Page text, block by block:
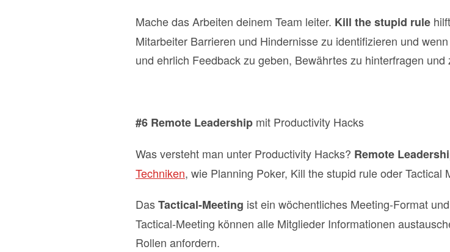
Mache das Arbeiten deinem Team leiter. Kill the stupid rule
Mitarbeiter Barrieren und Hindernisse zu identifizieren und
und ehrlich Feedback zu geben, Bewährtes zu hinterfragen und
#6 Remote Leadership mit Productivity Hacks
Was versteht man unter Productivity Hacks? Remote
Techniken, wie Planning Poker, Kill the stupid rule oder
DasTactical-Meeting ist ein wöchentliches Meeting-Format
Tactical-Meeting können alle Mitglieder Informationen
Rollen anfordern.